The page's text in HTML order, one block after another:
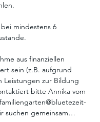
mindestens 6
aus finanziellen
sein (z.B. aufgrund
Leistungen zur Bildung
bitte Annika vom
suchen gemeinsam…